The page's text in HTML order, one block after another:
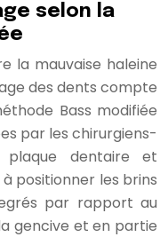
selon la
la mauvaise haleine
des dents compte
Bass modifiée
par les chirurgiens-
dentaire et
positionner les brins
par rapport au
gencive et en partie